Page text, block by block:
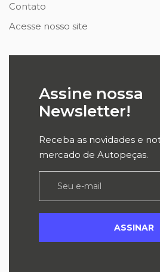
Contato
Acesse nosso site
Assine nossa
Newsletter!
Receba as novidades e
mercado de Autopeças.